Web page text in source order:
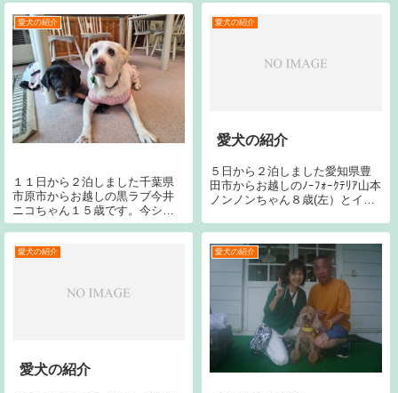
す。
愛犬の紹介
１１日から２泊しました千葉県
市原市からお越しの黒ラブ今井
ニコちゃん１５歳です。今シー
ズン１回目です。今回で２７回
す。右のラブはジャンヌです。
愛犬の紹介
愛犬の紹介
５日から２泊しました愛知県豊
田市からお越しのﾉｰﾌｫｰｸﾃﾘｱ山本
ノンノンちゃん８歳(左）とイエ
ん８か月です。宜しくお願いし
ます。神奈川県大和市からお越
しのポインター鈴木えびぞうく
愛犬の紹介
愛犬の紹介
愛犬の紹介